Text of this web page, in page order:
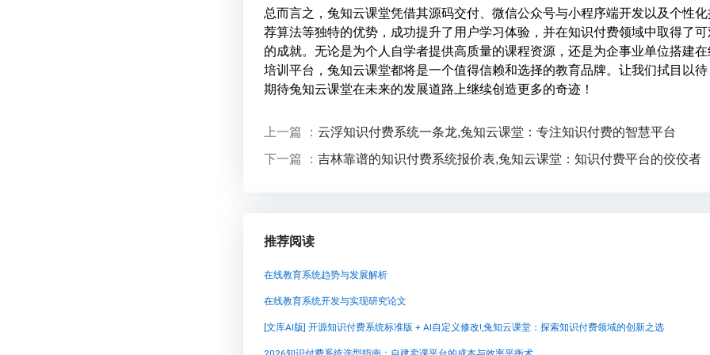
总而言之，兔知云课堂凭借其源码交付、微信公众号与小程序端开发以及个性化
荐算法等独特的优势，成功提升了用户学习体验，并在知识付费领域中取得了可
的成就。无论是为个人自学者提供高质量的课程资源，还是为企事业单位搭建在
培训平台，兔知云课堂都将是一个值得信赖和选择的教育品牌。让我们拭目以待
期待兔知云课堂在未来的发展道路上继续创造更多的奇迹！
上一篇 ： 云浮知识付费系统一条龙,兔知云课堂：专注知识付费的智慧平台
下一篇 ： 吉林靠谱的知识付费系统报价表,兔知云课堂：知识付费平台的佼佼者
推荐阅读
在线教育系统趋势与发展解析
在线教育系统开发与实现研究论文
[文库AI版] 开源知识付费系统标准版 + AI自定义修改!,兔知云课堂：探索知识付费领域的创新之选